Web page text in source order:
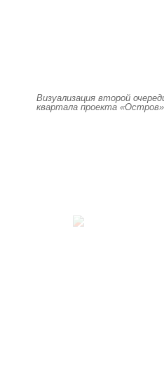
Визуализация второй
квартала проекта «Остров»